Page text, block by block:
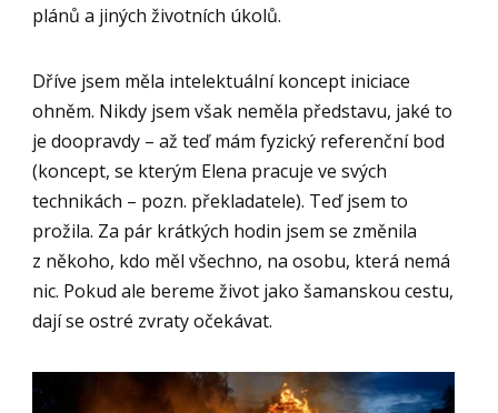
plánů a jiných životních úkolů.
Dříve jsem měla intelektuální koncept iniciace
ohněm. Nikdy jsem však neměla představu, jaké to
je doopravdy – až teď mám fyzický referenční bod
(koncept, se kterým Elena pracuje ve svých
technikách – pozn. překladatele). Teď jsem to
prožila. Za pár krátkých hodin jsem se změnila
z někoho, kdo měl všechno, na osobu, která nemá
nic. Pokud ale bereme život jako šamanskou cestu,
dají se ostré zvraty očekávat.